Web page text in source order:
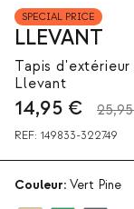
SPECIAL PRICE
LLEVANT
Tapis
Llevant
14,95 €
REF: 149833-322749
Couleur: Vert Pine